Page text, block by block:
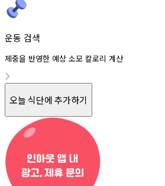
운동 검색
체중을 반영한 예상 소모 칼로리 계산
오늘 식단에 추가하기